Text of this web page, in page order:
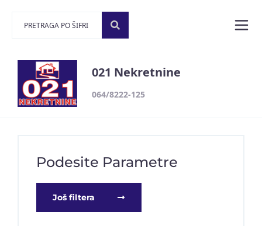
021 Nekretnine
064/8222-125
Podesite Parametre
Još filtera